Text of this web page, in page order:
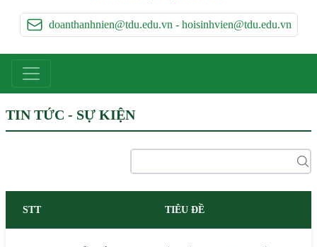
doanthanhnien@tdu.edu.vn - hoisinhvien@tdu.edu.vn
TIN TỨC - SỰ KIỆN
STT TIÊU ĐỀ